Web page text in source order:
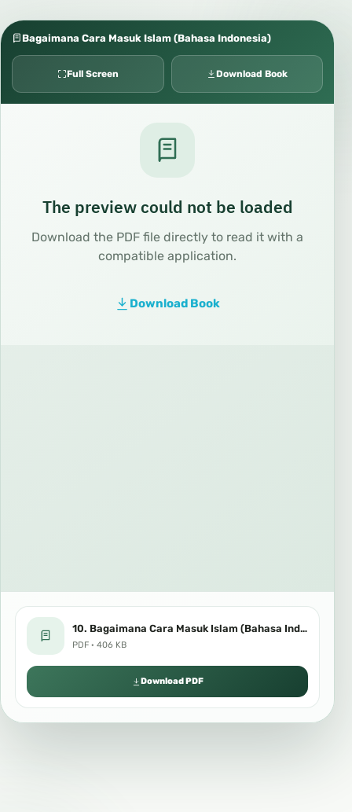
Bagaimana Cara Masuk Islam (Bahasa Indonesia)
Full Screen Download Book
The preview could not be loaded
Download the PDF file directly to read it with a
compatible application.
Download Book
10. Bagaimana Cara Masuk Islam (Bahasa Indonesia).pdf
PDF · 406 KB
Download PDF